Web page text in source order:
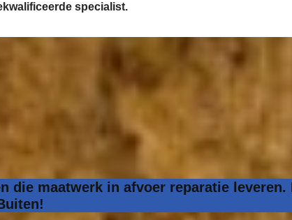
specialist.
die maatwerk in afvoer reparatie leveren.